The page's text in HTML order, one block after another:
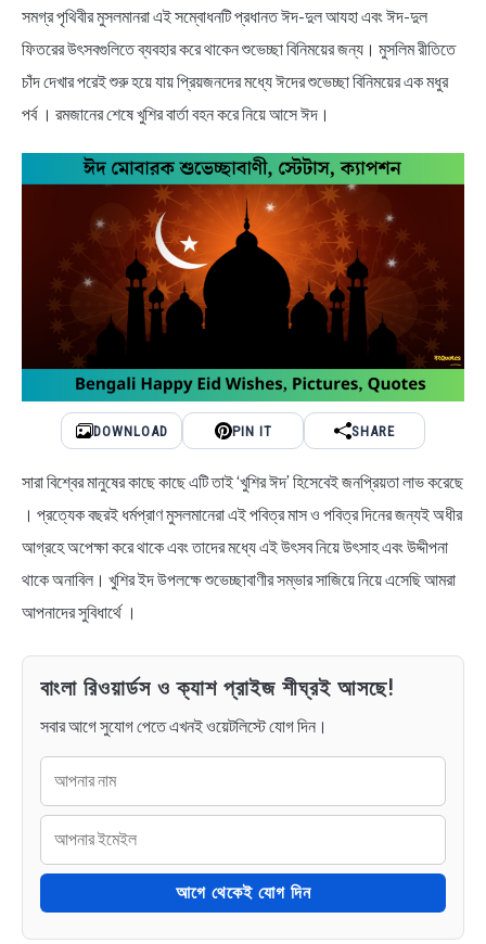
BENGALI LYRICS
BENGALI NAMES
BENGALI STORIES
সমগ্র পৃথিবীর মুসলমানরা এই সম্বোধনটি প্রধানত ঈদ-দুল আযহা এবং ঈদ-দুল
ফিতরের উৎসবগুলিতে ব্যবহার করে থাকেন শুভেচ্ছা বিনিময়ের জন্য। মুসলিম রীতিতে
চাঁদ দেখার পরেই শুরু হয়ে যায় প্রিয়জনদের মধ্যে ঈদের শুভেচ্ছা বিনিময়ের এক মধুর
পর্ব । রমজানের শেষে খুশির বার্তা বহন করে নিয়ে আসে ঈদ।
DOWNLOAD PIN IT SHARE
সারা বিশ্বের মানুষের কাছে কাছে এটি তাই ‘খুশির ঈদ’ হিসেবেই জনপ্রিয়তা লাভ করেছে
। প্রত্যেক বছরই ধর্মপ্রাণ মুসলমানেরা এই পবিত্র মাস ও পবিত্র দিনের জন্যই অধীর
আগ্রহে অপেক্ষা করে থাকে এবং তাদের মধ্যে এই উৎসব নিয়ে উৎসাহ এবং উদ্দীপনা
থাকে অনাবিল। খুশির ইদ উপলক্ষে শুভেচ্ছাবাণীর সম্ভার সাজিয়ে নিয়ে এসেছি আমরা
আপনাদের সুবিধার্থে ।
বাংলা রিওয়ার্ডস ও ক্যাশ প্রাইজ শীঘ্রই আসছে!
সবার আগে সুযোগ পেতে এখনই ওয়েটলিস্টে যোগ দিন।
আগে থেকেই যোগ দিন